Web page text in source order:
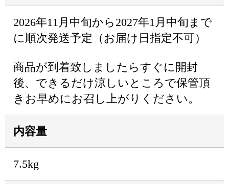
2026年11月中旬から2027年1月中旬まで
に順次発送予定（お届け日指定不可）
商品が到着致しましたらすぐに開封
後、できるだけ涼しいところで保管頂
きお早めにお召し上がりください。
内容量
7.5kg